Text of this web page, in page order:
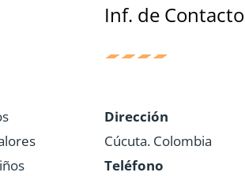
Inf. de Contacto
Dirección
Cúcuta. Colombia
Teléfono